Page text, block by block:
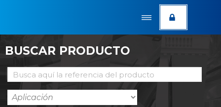
BUSCAR PRODUCTO